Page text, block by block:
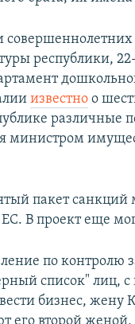
республики,
известно о
различные
министром
пакет
В проект еще
по
список" лиц,
бизнес, жену